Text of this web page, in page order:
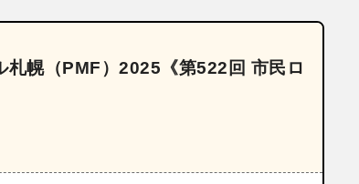
札幌（PMF）2025《第522回 市民ロ